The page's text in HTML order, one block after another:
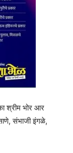
श्रीम भोर आर
संभाजी इंगळे,